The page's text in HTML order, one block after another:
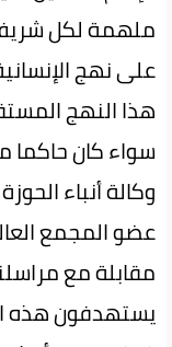
ملهمة لكل
على نهج
هذا النهج
سواء كان حاكما
وكالة أنباء
عضو المجمع
مقابلة مع
يستهدفون هذه